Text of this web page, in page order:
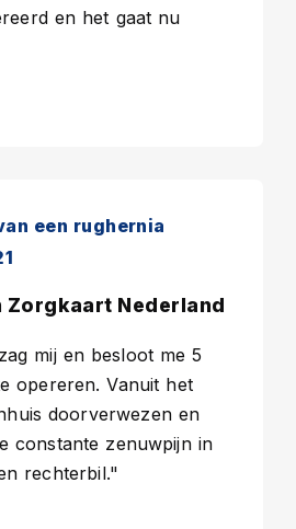
en het gaat nu
een rughernia
Zorgkaart Nederland
mij en besloot me 5
opereren. Vanuit het
doorverwezen en
constante zenuwpijn in
rechterbil."